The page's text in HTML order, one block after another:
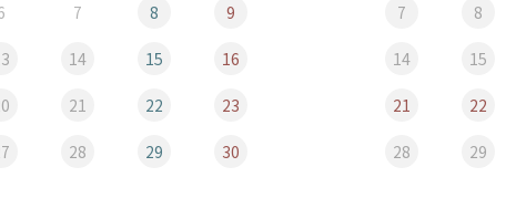
7 8 9
14 15 16
21 22 23
28 29 30
7 8
14 15
21 22
28 29